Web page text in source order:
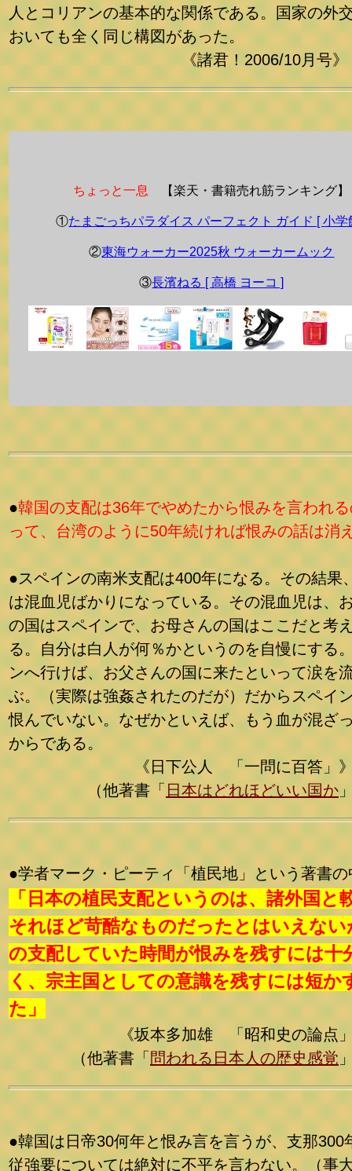
人とコリアンの基本的な関係である。国家の外
おいても全く同じ構図があった。
《諸君！2006/10月号》
●韓国の支配は36年でやめたから恨みを言われ
って、台湾のように50年続ければ恨みの話は消
●スペインの南米支配は400年になる。その結果
は混血児ばかりになっている。その混血児は、
の国はスペインで、お母さんの国はここだと考
る。自分は白人が何％かというのを自慢にする
ンへ行けば、お父さんの国に来たといって涙を
ぶ。（実際は強姦されたのだが）だからスペイ
恨んでいない。なぜかといえば、もう血が混ざ
からである。
《日下公人 「一問に百答」
（他著書「 日本はどれほどいい国か
●学者マーク・ピーティ「植民地」という著書
「日本の植民支配というのは、諸外国と
それほど苛酷なものだったとはいえない
の支配していた時間が恨みを残すには十
く、宗主国としての意識を残すには短か
た」
《坂本多加雄 「昭和史の論点」
（他著書「 問われる日本人の歴史感覚
●韓国は日帝30何年と恨み言を言うが、支那300
従強要については絶対に不平を言わない。（事